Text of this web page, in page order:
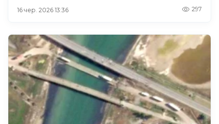
16 чер. 2026 13:36 297